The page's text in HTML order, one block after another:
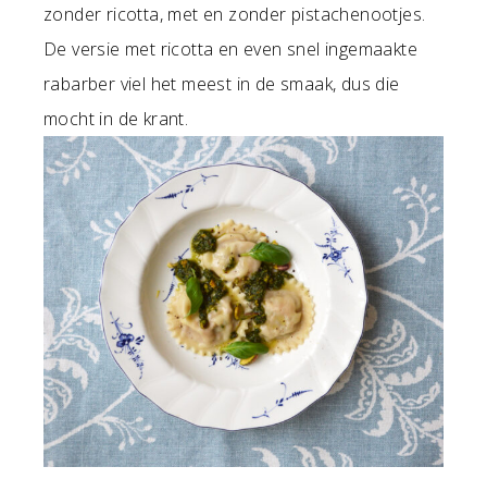
zonder ricotta, met en zonder pistachenootjes.
De versie met ricotta en even snel ingemaakte
rabarber viel het meest in de smaak, dus die
mocht in de krant.